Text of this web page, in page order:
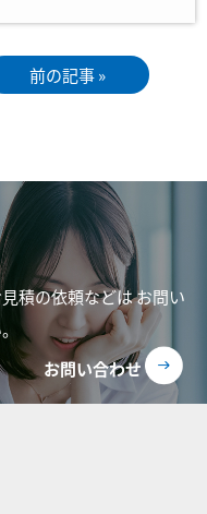
前の記事 »
積の依頼などはお問い
お問い合わせ